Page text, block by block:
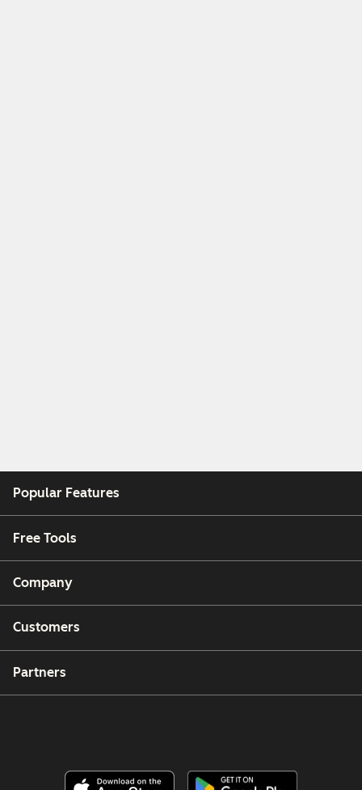
Popular Features
Free Tools
Company
Customers
Partners